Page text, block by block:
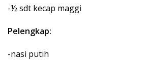
-½ sdt kecap maggi
Pelengkap:
-nasi putih